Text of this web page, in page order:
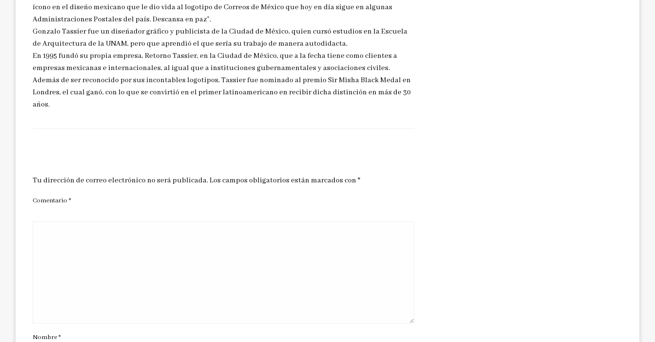
ícono en el diseño mexicano que le dio vida al logotipo de Correos de México que hoy en día sigue en algunas
Administraciones Postales del país. Descansa en paz”.
Gonzalo Tassier fue un diseñador gráfico y publicista de la Ciudad de México, quien cursó estudios en la Escuela
de Arquitectura de la UNAM, pero que aprendió el que sería su trabajo de manera autodidacta.
En 1995 fundó su propia empresa, Retorno Tassier, en la Ciudad de México, que a la fecha tiene como clientes a
empresas mexicanas e internacionales, al igual que a instituciones gubernamentales y asociaciones civiles.
Además de ser reconocido por sus incontables logotipos, Tassier fue nominado al premio Sir Misha Black Medal en
Londres, el cual ganó, con lo que se convirtió en el primer latinoamericano en recibir dicha distinción en más de 30
años.
Tu dirección de correo electrónico no será publicada.Los campos obligatorios están marcados con *
Comentario *
Nombre*